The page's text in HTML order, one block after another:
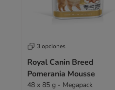
3 opciones
Royal Canin Breed
Pomerania Mousse
48 x 85 g - Megapack